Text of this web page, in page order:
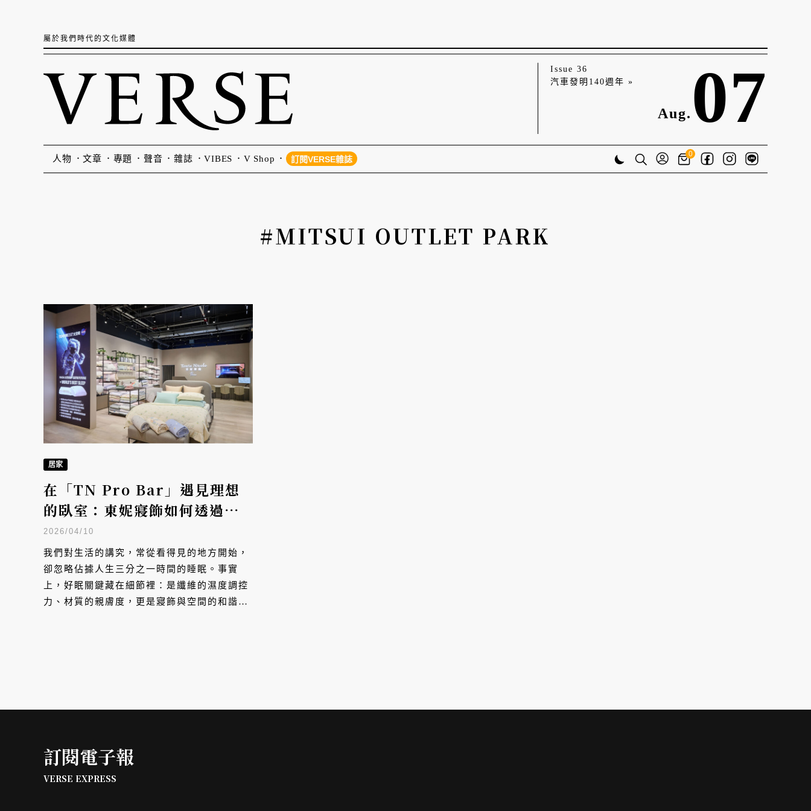
屬於我們時代的文化媒體
Issue 36
汽車發明140週年 »
Aug. 07
人物 文章 專題 聲音 雜誌 VIBES V Shop 訂閱VERSE雜誌
0
#MITSUI OUTLET PARK
居家
在「TN Pro Bar」遇見理想
的臥室：東妮寢飾如何透過專
業顧問，幫你找出最適合的睡
眠組合
2026/04/10
我們對生活的講究，常從看得見的地方開始，
卻忽略佔據人生三分之一時間的睡眠。事實
上，好眠關鍵藏在細節裡：是纖維的濕度調控
力、材質的親膚度，更是寢飾與空間的和諧
訂閱電子報
VERSE EXPRESS